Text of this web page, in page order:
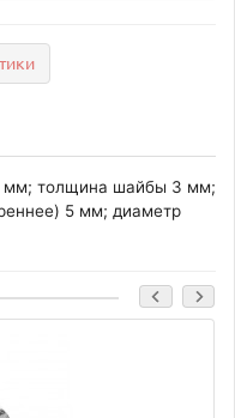
мм; толщина шайбы 3 мм;
5 мм; диаметр